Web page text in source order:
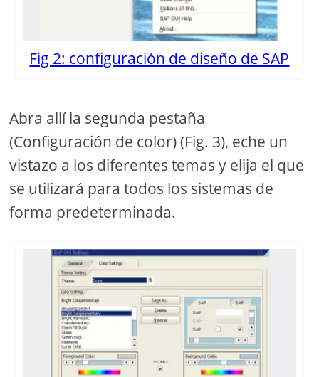
Fig 2: configuración de diseño de SAP
Abra allí la segunda pestaña
(Configuración de color) (Fig. 3), eche un
vistazo a los diferentes temas y elija el que
se utilizará para todos los sistemas de
forma predeterminada.